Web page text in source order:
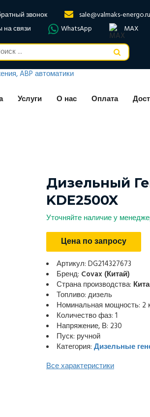
звонок
sale@valmaks-energo.ru
связи
WhatsApp MAX
Услуги О нас Оплата
Дизельный
KDE2500X
Уточняйте наличие у
Цена по запросу
Артикул: DG214327673
Бренд: Covax (Китай)
Страна производства:
Топливо: дизель
Номинальная мощность: 2
Количество фаз: 1
Напряжение, В: 230
Пуск: ручной
Категория: Дизельные
Все характеристики